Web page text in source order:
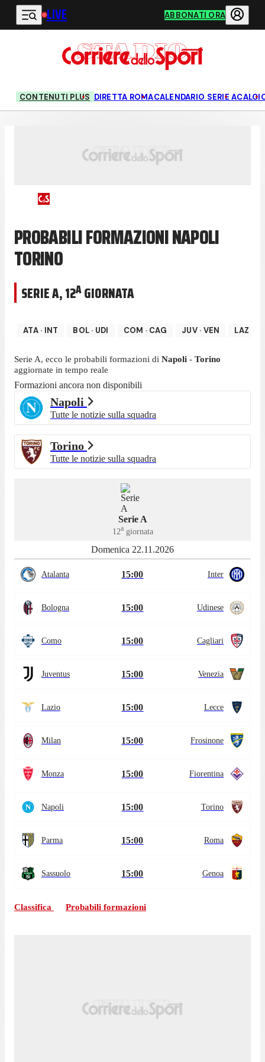
Vai al contenuto principale
LIVE ABBONATI ORA
CONTENUTI PLUS DIRETTA ROMACALENDARIO SERIE A
PROBABILI FORMAZIONI NAPOLI
TORINO
SERIE A,12AGIORNATA
ATA· INT BOL · UDI COM · CAG JUV· VEN LAZ
Serie A, ecco le probabili formazioni di Napoli - Torino
aggiornate in tempo reale
Formazioni ancora non disponibili
Napoli
Tutte le notizie sulla squadra
Torino
Tutte le notizie sulla squadra
Serie A
12agiornata
Domenica 22.11.2026
Atalanta 15:00 Inter
Bologna 15:00 Udinese
Como 15:00 Cagliari
Juventus 15:00 Venezia
Lazio 15:00 Lecce
Milan 15:00 Frosinone
Monza 15:00 Fiorentina
Napoli 15:00 Torino
Parma 15:00 Roma
Sassuolo 15:00 Genoa
Classifica Probabili formazioni